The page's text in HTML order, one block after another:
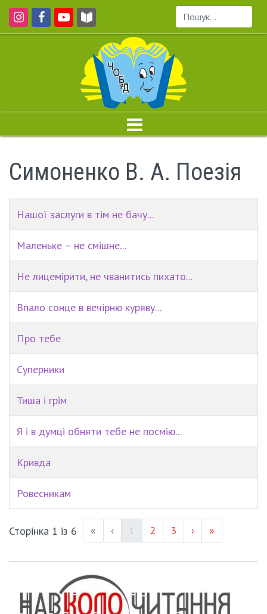
Пошук...
Симоненко В. А. Поезія
Нашої заслуги в тім не бачу...
Маленьке – не смішне...
Не лицемірити, не чванитись пихато...
Впало сонце в вечірню куряву...
Про тебе
Суперники
Тиша і грім
Я і в думці обняти тебе не посмію...
Кривда
Ровесникам
Сторінка 1 із 6 « ‹ (current)
1 Page #
2 Page #
3 › »